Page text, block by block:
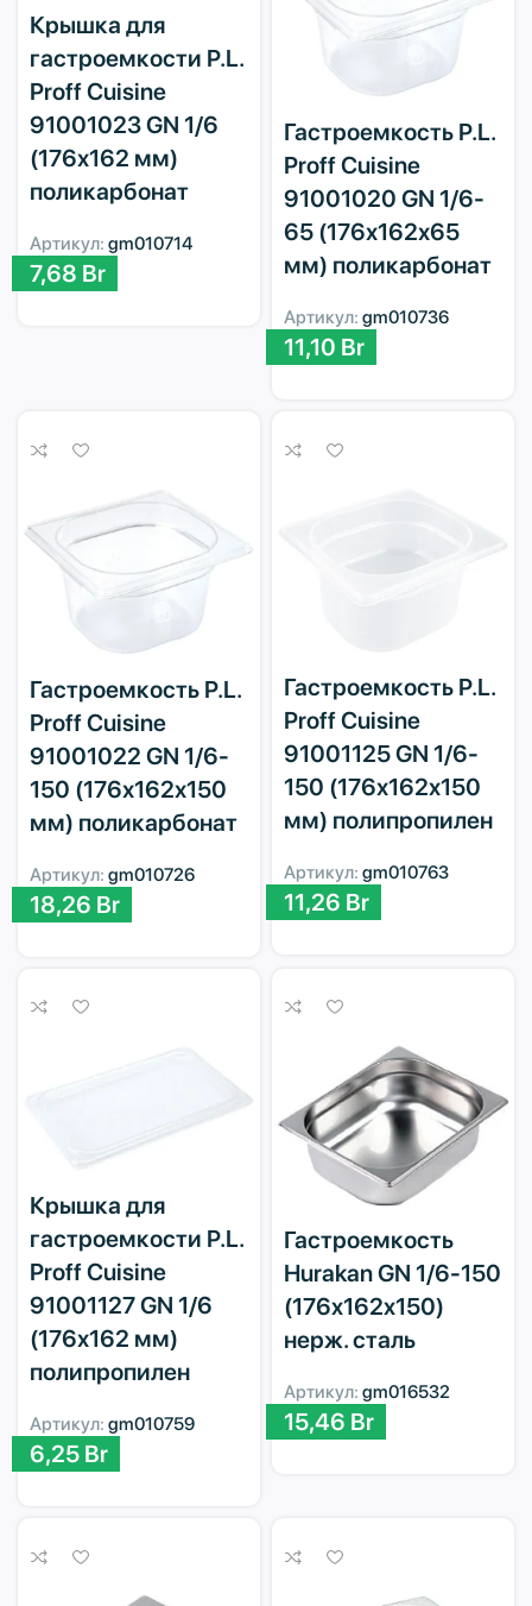
Крышка для
гастроемкости P.L.
Proff Cuisine
91001023 GN 1/6
(176х162 мм)
поликарбонат
Артикул: gm010714
7,68 Br
Гастроемкость P.L.
Proff Cuisine
91001020 GN 1/6-
65 (176х162х65
мм) поликарбонат
Артикул: gm010736
11,10 Br
Гастроемкость P.L.
Proff Cuisine
91001022 GN 1/6-
150 (176х162х150
мм) поликарбонат
Артикул: gm010726
18,26 Br
Гастроемкость P.L.
Proff Cuisine
91001125 GN 1/6-
150 (176х162х150
мм) полипропилен
Артикул: gm010763
11,26 Br
Крышка для
гастроемкости P.L.
Proff Cuisine
91001127 GN 1/6
(176х162 мм)
полипропилен
Артикул: gm010759
6,25 Br
Гастроемкость
Hurakan GN 1/6-150
(176x162x150)
нерж. сталь
Артикул: gm016532
15,46 Br